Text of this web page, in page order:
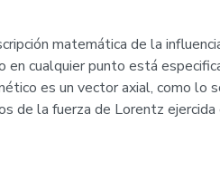
matemática de la
en cualquier punto está
es un vector axial, como
de la fuerza de Lorentz